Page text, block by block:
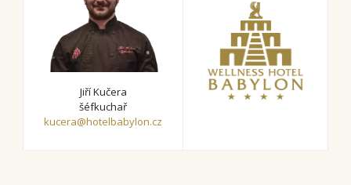
Jiří Kučera
šéfkuchař
kucera@hotelbabylon.cz